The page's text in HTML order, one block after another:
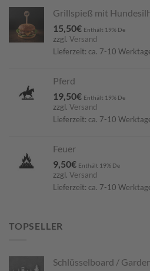
Grillspieß mit
15,50€ Enthält 19% De
zzgl. Versand
Lieferzeit: ca. 7-10
Pferd
19,50€ Enthält 19% De
zzgl. Versand
Lieferzeit: ca. 7-10
Feuer
9,50€ Enthält 19% De
zzgl. Versand
Lieferzeit: ca. 7-10
TOPSELLER
Schlüsselboard /